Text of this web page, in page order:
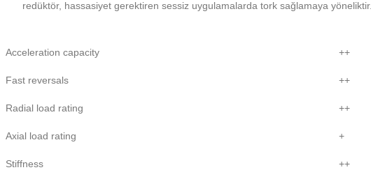
redüktör, hassasiyet gerektiren sessiz uygulamalarda tork sağlamaya yöneliktir.
Acceleration capacity ++
Fast reversals ++
Radial load rating ++
Axial load rating +
Stiffness ++